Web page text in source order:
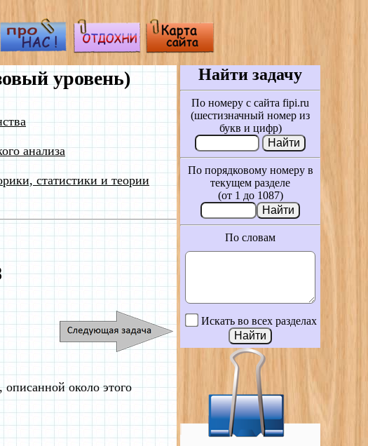
уровень)
анализа
статистики и теории
около этого
Найти задачу
По номеру с сайта fipi.ru
(шестизначный номер из
букв и цифр)
По порядковому номеру в
текущем разделе
(от 1 до 1087)
По словам
Искать во всех разделах